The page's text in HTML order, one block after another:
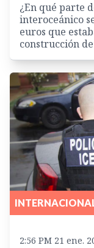
¿En qué parte
interoceánico
euros que
construcción
2:56 PM 21 ene.